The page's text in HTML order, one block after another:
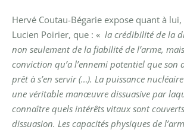
Hervé Coutau-Bégarie expose quant à
Lucien Poirier, que : « la crédibilité de la
non seulement de la fiabilité de l’arme,
conviction qu’a l’ennemi potentiel que son
prêt à s’en servir (…). La puissance
une véritable manœuvre dissuasive par
connaître quels intérêts vitaux sont
dissuasion. Les capacités physiques de